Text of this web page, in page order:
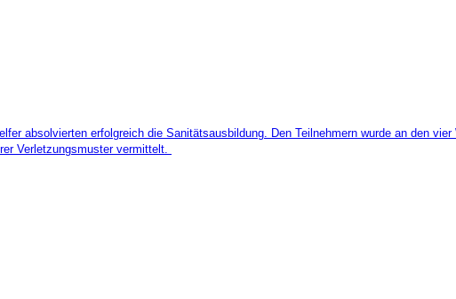
absolvierten erfolgreich die Sanitätsausbildung. Den Teilnehmern wurde an den vier
Verletzungsmuster vermittelt.